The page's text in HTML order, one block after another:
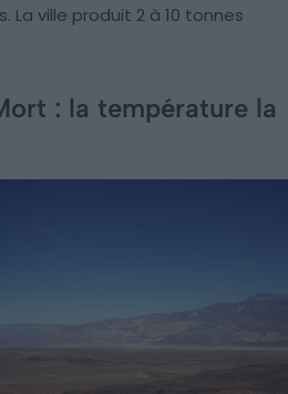
La ville produit 2 à 10 tonnes
: la température la